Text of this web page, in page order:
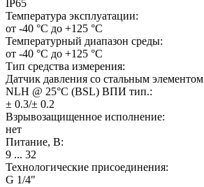
IP65
Температура эксплуатации:
от -40 °C до +125 °C
Температурный диапазон среды:
от -40 °C до +125 °C
Тип средства измерения:
Датчик давления со стальным элементом
NLH @ 25°C (BSL) ВПИ тип.:
± 0.3/± 0.2
Взрывозащищенное исполнение:
нет
Питание, В:
9 ... 32
Технологические присоединения:
G 1/4"